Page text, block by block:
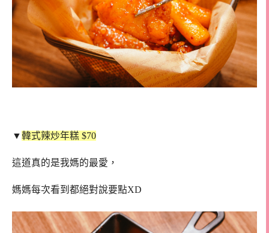
▼韓式辣炒年糕 $70
這道真的是我媽的最愛，
媽媽每次看到都絕對說要點XD